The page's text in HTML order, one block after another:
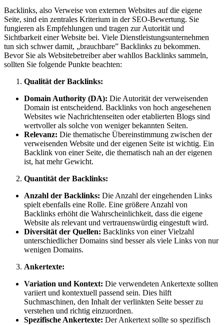
Backlinks, also Verweise von externen Websites auf die eigene
Seite, sind ein zentrales Kriterium in der SEO-Bewertung. Sie
fungieren als Empfehlungen und tragen zur Autorität und
Sichtbarkeit einer Website bei. Viele Dienstleistungsunternehmen
tun sich schwer damit, „brauchbare” Backlinks zu bekommen.
Bevor Sie als Websitebetreiber aber wahllos Backlinks sammeln,
sollten Sie folgende Punkte beachten:
Qualität der Backlinks:
Domain Authority (DA): Die Autorität der verweisenden
Domain ist entscheidend. Backlinks von hoch angesehenen
Websites wie Nachrichtenseiten oder etablierten Blogs sind
wertvoller als solche von weniger bekannten Seiten.
Relevanz: Die thematische Übereinstimmung zwischen der
verweisenden Website und der eigenen Seite ist wichtig. Ein
Backlink von einer Seite, die thematisch nah an der eigenen
ist, hat mehr Gewicht.
Quantität der Backlinks:
Anzahl der Backlinks: Die Anzahl der eingehenden Links
spielt ebenfalls eine Rolle. Eine größere Anzahl von
Backlinks erhöht die Wahrscheinlichkeit, dass die eigene
Website als relevant und vertrauenswürdig eingestuft wird.
Diversität der Quellen: Backlinks von einer Vielzahl
unterschiedlicher Domains sind besser als viele Links von nur
wenigen Domains.
Ankertexte:
Variation und Kontext: Die verwendeten Ankertexte sollten
variiert und kontextuell passend sein. Dies hilft
Suchmaschinen, den Inhalt der verlinkten Seite besser zu
verstehen und richtig einzuordnen.
Spezifische Ankertexte: Der Ankertext sollte so spezifisch